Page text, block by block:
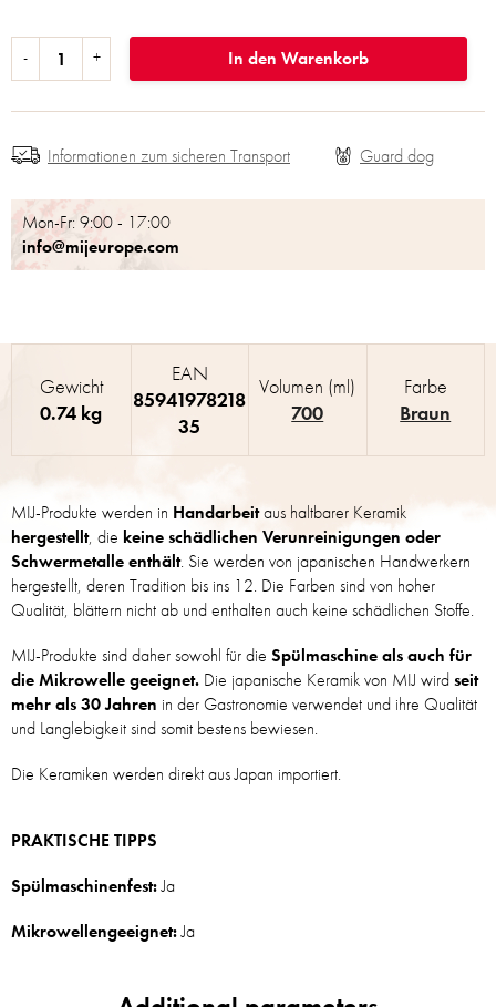
In den Warenkorb
Mon-Fr: 9:00 - 17:00
info@mijeurope.com
Informationen zum sicheren Transport
MIJ-Produkte werden in Handarbeitaus haltbarer Keramik
hergestellt, die keine schädlichen Verunreinigungen oder
Schwermetalle enthält. Sie werden von japanischen Handwerkern
hergestellt, deren Tradition bis ins 12. Die Farben sind von hoher
Qualität, blättern nicht ab und enthalten auch keine schädlichen Stoffe.
MIJ-Produkte sind daher sowohl für die Spülmaschine als auch für
die Mikrowelle geeignet. Die japanische Keramik von MIJ wirdseit
mehr als 30 Jahren in der Gastronomie verwendet und ihre Qualität
und Langlebigkeit sind somit bestens bewiesen.
Die Keramiken werden direkt aus Japan importiert.
PRAKTISCHE TIPPS
Spülmaschinenfest:Ja
Mikrowellengeeignet:Ja
Gewicht
0.74 kg
EAN
85941978218
35
Volumen (ml)
700
Farbe
Braun